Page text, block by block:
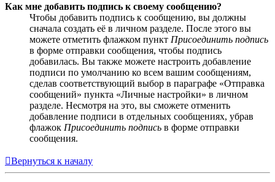
Как мне добавить подпись к своему сообщению?
Чтобы добавить подпись к сообщению, вы должны
сначала создать её в личном разделе. После этого вы
можете отметить флажком пункт Присоединить подпись
в форме отправки сообщения, чтобы подпись
добавилась. Вы также можете настроить добавление
подписи по умолчанию ко всем вашим сообщениям,
сделав соответствующий выбор в параграфе «Отправка
сообщений» пункта «Личные настройки» в личном
разделе. Несмотря на это, вы сможете отменить
добавление подписи в отдельных сообщениях, убрав
флажок Присоединить подпись в форме отправки
сообщения.
Вернуться к началу